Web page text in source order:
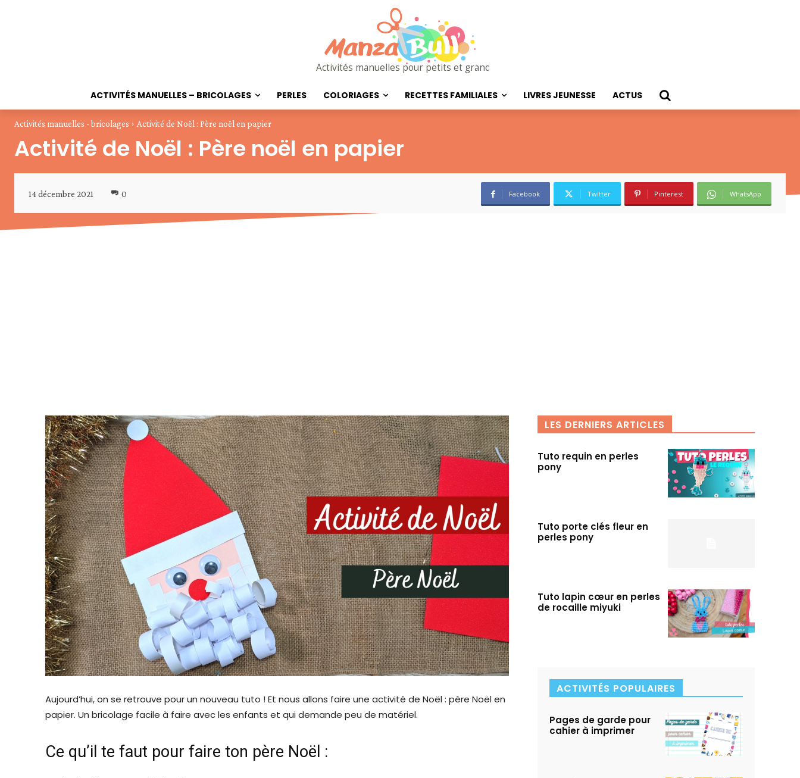
Activités manuelles pour petits et grands
ACTIVITÉS MANUELLES – BRICOLAGES PERLES COLORIAGES RECETTES FAMILIALES LIVRES JEUNESSE ACTUS
Activités manuelles - bricolages Activité de Noël : Père noël en papier
Activité de Noël : Père noël en papier
14 décembre 2021 0 Facebook Twitter Pinterest WhatsApp
Aujourd’hui, on se retrouve pour un nouveau tuto ! Et nous allons faire une activité de Noël : père Noël en
papier. Un bricolage facile à faire avec les enfants et qui demande peu de matériel.
Ce qu’il te faut pour faire ton père Noël :
LES DERNIERS ARTICLES
Tuto requin en perles
pony
Tuto porte clés fleur en
perles pony
Tuto lapin cœur en perles
de rocaille miyuki
ACTIVITÉS POPULAIRES
Pages de garde pour
cahier à imprimer